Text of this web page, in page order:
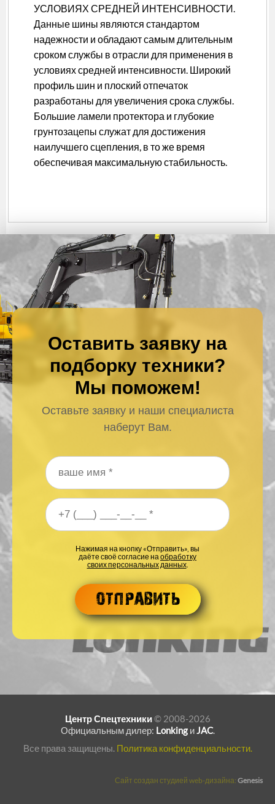
УСЛОВИЯХ СРЕДНЕЙ ИНТЕНСИВНОСТИ.
Данные шины являются стандартом
надежности и обладают самым длительным
сроком службы в отрасли для применения в
условиях средней интенсивности. Широкий
профиль шин и плоский отпечаток
разработаны для увеличения срока службы.
Большие ламели протектора и глубокие
грунтозацепы служат для достижения
наилучшего сцепления, в то же время
обеспечивая максимальную стабильность.
Оставить заявку на
подборку техники?
Мы поможем!
Оставьте заявку и наши специалиста
наберут Вам.
Ваше имя*
Ваш номер телефона*
Нажимая на кнопку «Отправить», вы
даёте своё согласие наобработку
своих персональных данных.
Центр Спецтехники© 2008-2026
Официальным дилер: LonkingиJAC.
Все права защищены. Политика конфиденциальности.
Сайт создан студией web-дизайна: Genesis